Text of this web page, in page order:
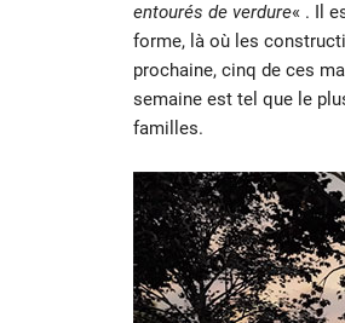
entourés de verdure« . Il
forme, là où les
prochaine, cinq de ces
semaine est tel que le
familles.